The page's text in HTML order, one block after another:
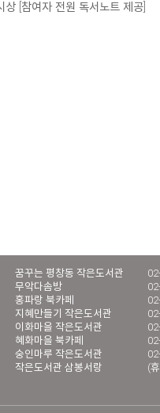
[참여자 전원 독서노트 제공]
꿈꾸는 평창동 작은도서관
무악다솜방
홍파랑 북카페
지혜만들기 작은도서관
이화마을 작은도서관
혜화마을 북카페
숭인마루 작은도서관
작은도서관 삼봉서랑
(